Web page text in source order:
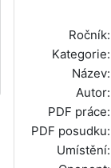
Ročník:
Kategorie:
Název:
Autor:
PDF práce:
PDF posudku:
Umístění: